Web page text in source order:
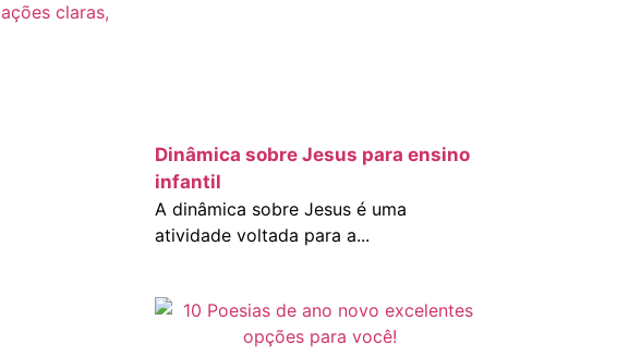
Dinâmica sobre Jesus para ensino
infantil
A dinâmica sobre Jesus é uma
atividade voltada para a...